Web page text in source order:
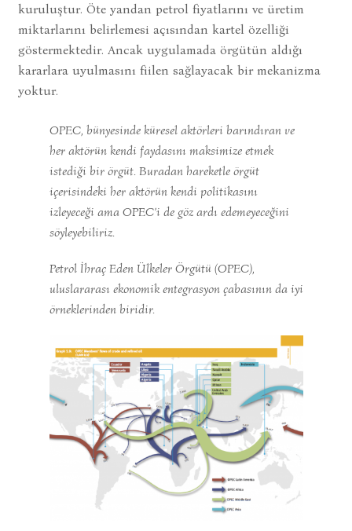
kuruluştur. Öte yandan petrol fiyatlarını ve üretim
miktarlarını belirlemesi açısından kartel özelliği
göstermektedir. Ancak uygulamada örgütün aldığı
kararlara uyulmasını fiilen sağlayacak bir mekanizma
yoktur.
OPEC, bünyesinde küresel aktörleri barındıran ve
her aktörün kendi faydasını maksimize etmek
istediği bir örgüt. Buradan hareketle örgüt
içerisindeki her aktörün kendi politikasını
izleyeceği ama OPEC’i de göz ardı edemeyeceğini
söyleyebiliriz.
Petrol İhraç Eden Ülkeler Örgütü (OPEC),
uluslararası ekonomik entegrasyon çabasının da iyi
örneklerinden biridir.